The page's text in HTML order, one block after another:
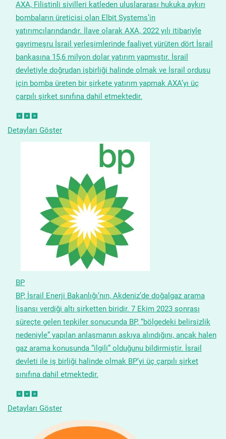
AXA, Filistinli sivilleri katleden uluslararası hukuka aykırı
bombaların üreticisi olan Elbit Systems’in
yatırımcılarındandır. İlave olarak AXA, 2022 yılı itibariyle
gayrimeşru İsrail yerleşimlerinde faaliyet yürüten dört İsrail
bankasına 15,6 milyon dolar yatırım yapmıştır. İsrail
devletiyle doğrudan işbirliği halinde olmak ve İsrail ordusu
için bomba üreten bir şirkete yatırım yapmak AXA’yı üç
çarpılı şirket sınıfına dahil etmektedir.
Detayları Göster
BP
BP, İsrail Enerji Bakanlığı’nın, Akdeniz’de doğalgaz arama
lisansı verdiği altı şirketten biridir. 7 Ekim 2023 sonrası
süreçte gelen tepkiler sonucunda BP, “bölgedeki belirsizlik
nedeniyle” yapılan anlaşmanın askıya alındığını, ancak halen
gaz arama konusunda “ilgili” olduğunu bildirmiştir. İsrail
devleti ile iş birliği halinde olmak BP’yi üç çarpılı şirket
sınıfına dahil etmektedir.
Detayları Göster